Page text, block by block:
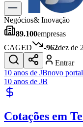
Dia a Dia & Lazer
Gastronomia
Cinema & Shows
JogosNovo
Para Sua Empresa
Publicidade Legal
Negócios& Inovação
89.100empresas
CAGED
-962dez de
Entrar
10 anos de JBnovo portal
10 anos de JB
Cotações em